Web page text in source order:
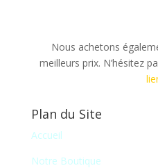
Nous achetons
meilleurs prix. N’hésitez
Plan du Site
Accueil
Notre Boutique